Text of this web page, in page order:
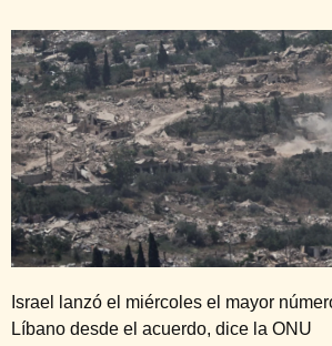
Israel lanzó el miércoles el mayor
Líbano desde el acuerdo, dice la ONU